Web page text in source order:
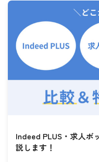
Indeed PLUS・求人ボ
説します！